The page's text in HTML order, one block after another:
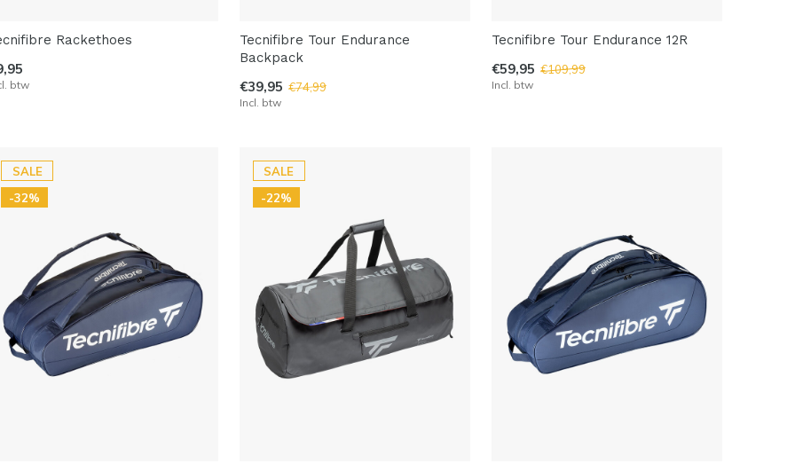
Rackethoes
btw
Tecnifibre Tour Endurance
Backpack
€39,95 €74,99
Incl. btw
Tecnifibre Tour Endurance 12R
€59,95 €109,99
Incl. btw
SALE
-32%
SALE
-22%